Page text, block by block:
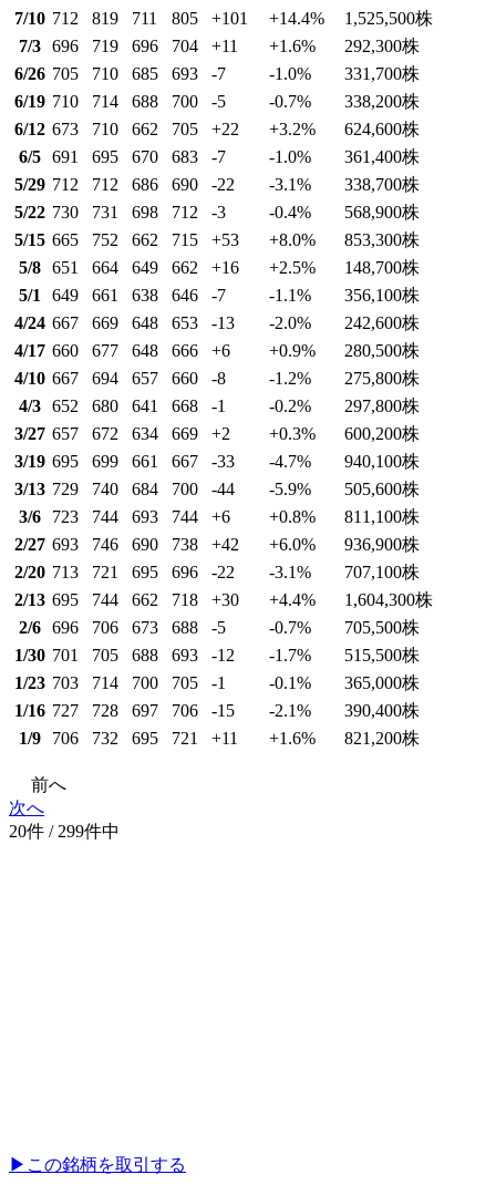
7/10 712 819 711 805 +101 +14.4% 1,525,500株
7/3 696 719 696 704 +11 +1.6% 292,300株
6/26 705 710 685 693 -7 -1.0% 331,700株
6/19 710 714 688 700 -5 -0.7% 338,200株
6/12 673 710 662 705 +22 +3.2% 624,600株
6/5 691 695 670 683 -7 -1.0% 361,400株
5/29 712 712 686 690 -22 -3.1% 338,700株
5/22 730 731 698 712 -3 -0.4% 568,900株
5/15 665 752 662 715 +53 +8.0% 853,300株
5/8 651 664 649 662 +16 +2.5% 148,700株
5/1
649 661 638 646 -7 -1.1% 356,100株
4/24 667 669 648 653 -13 -2.0% 242,600株
4/17 660 677 648 666 +6 +0.9% 280,500株
4/10 667 694 657 660 -8 -1.2% 275,800株
4/3 652 680 641 668 -1 -0.2% 297,800株
3/27 657 672 634 669 +2 +0.3% 600,200株
3/19 695 699 661 667 -33 -4.7% 940,100株
3/13 729 740 684 700 -44 -5.9% 505,600株
3/6
723 744 693 744 +6 +0.8% 811,100株
2/27 693 746 690 738 +42 +6.0% 936,900株
2/20 713 721 695 696 -22 -3.1% 707,100株
2/13 695 744 662 718 +30 +4.4% 1,604,300株
2/6 696 706 673 688 -5 -0.7% 705,500株
1/30 701 705 688 693 -12 -1.7% 515,500株
1/23 703 714 700 705 -1 -0.1% 365,000株
1/16 727 728 697 706 -15 -2.1% 390,400株
1/9
706 732 695 721 +11 +1.6% 821,200株
前へ
次へ
20件 / 299件中
▶︎ この銘柄を取引する